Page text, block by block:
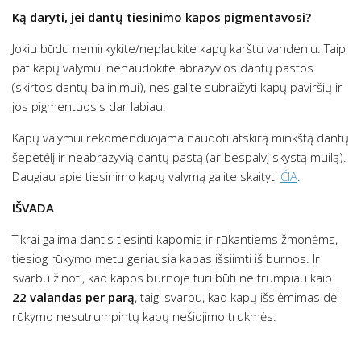
Ką daryti, jei dantų tiesinimo kapos pigmentavosi?
Jokiu būdu nemirkykite/neplaukite kapų karštu vandeniu. Taip
pat kapų valymui nenaudokite abrazyvios dantų pastos
(skirtos dantų balinimui), nes galite subraižyti kapų paviršių ir
jos pigmentuosis dar labiau.
Kapų valymui rekomenduojama naudoti atskirą minkštą dantų
šepetėlį ir neabrazyvią dantų pastą (ar bespalvį skystą muilą).
Daugiau apie tiesinimo kapų valymą galite skaityti ČIA
IŠVADA
Tikrai galima dantis tiesinti kapomis ir rūkantiems žmonėms,
tiesiog rūkymo metu geriausia kapas išsiimti iš burnos. Ir
svarbu žinoti, kad kapos burnoje turi būti ne trumpiau kaip
22 valandas per parą, taigi svarbu, kad kapų išsiėmimas dėl
rūkymo nesutrumpintų kapų nešiojimo trukmės.